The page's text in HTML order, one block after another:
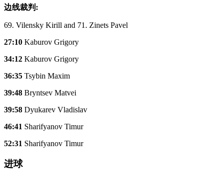
边线裁判:
69. Vilensky Kirill and 71. Zinets Pavel
27:10 Kaburov Grigory
34:12 Kaburov Grigory
36:35 Tsybin Maxim
39:48 Bryntsev Matvei
39:58 Dyukarev Vladislav
46:41 Sharifyanov Timur
52:31 Sharifyanov Timur
进球